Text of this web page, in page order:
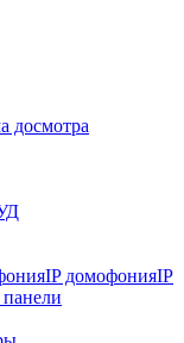
досмотра
IP домофонияIP